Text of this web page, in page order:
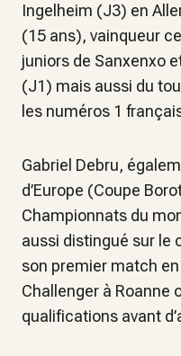
Ingelheim (J3) en
(15 ans), vainqueur
juniors de Sanxenxo
(J1) mais aussi du
les numéros 1
Gabriel Debru,
d’Europe (Coupe
Championnats du
aussi distingué sur le
son premier match en
Challenger à Roanne
qualifications avant